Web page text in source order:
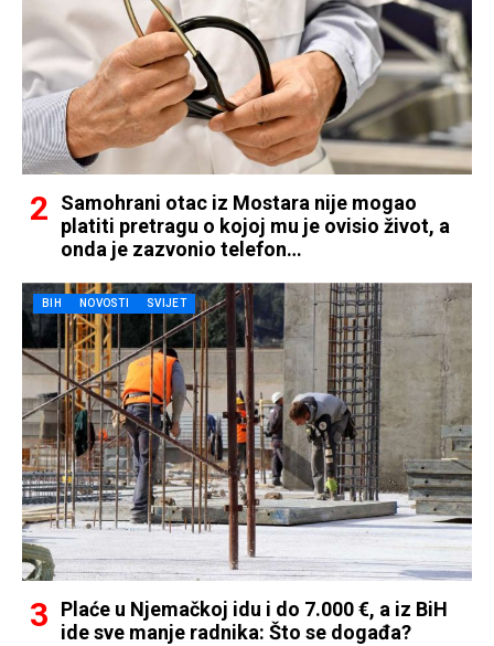
Samohrani otac iz Mostara nije mogao
platiti pretragu o kojoj mu je ovisio život, a
onda je zazvonio telefon…
BIH NOVOSTI SVIJET
Plaće u Njemačkoj idu i do 7.000 €, a iz BiH
ide sve manje radnika: Što se događa?